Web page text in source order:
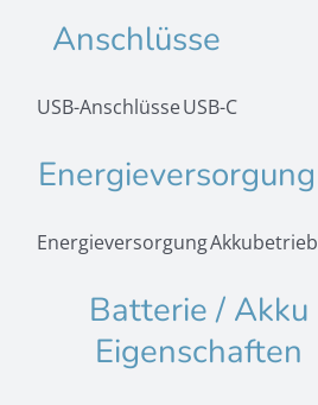
Anschlüsse
USB-AnschlüsseUSB-C
Energieversorgung
EnergieversorgungAkkubetrieb
Batterie / Akku
Eigenschaften